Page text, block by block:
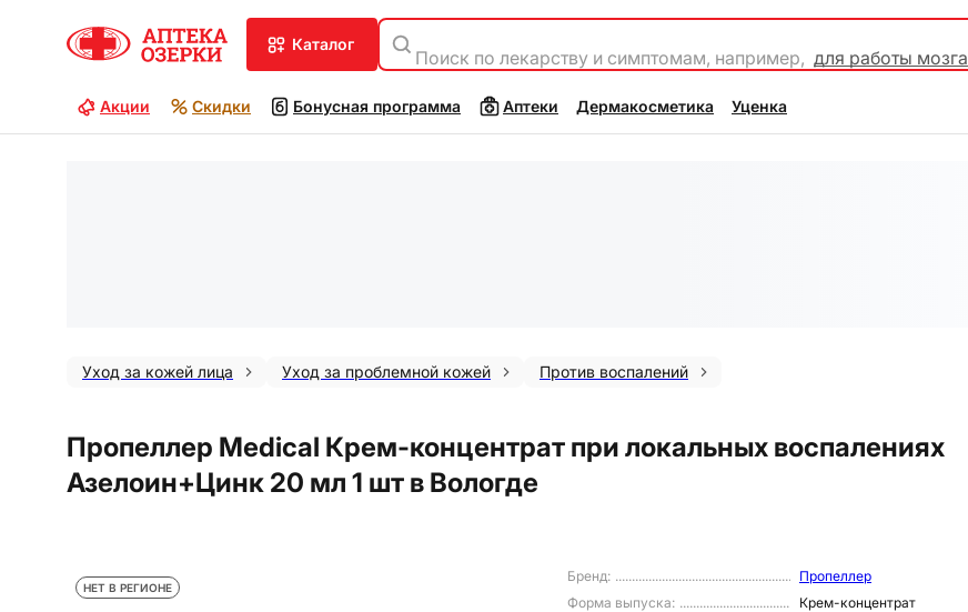
каталог
Поиск по лекарству и симптомам, например, для работы мозга
Акции Скидки Бонусная программа Аптеки Дермакосметика Уценка
Уход за кожей лица Уход за проблемной кожей Против воспалений
Пропеллер Medical Крем-концентрат при локальных воспалениях
Азелоин+Цинк 20 мл 1 шт в Вологде
НЕТ В РЕГИОНЕ
Бренд:
Пропеллер
Форма выпуска:
Крем-концентрат